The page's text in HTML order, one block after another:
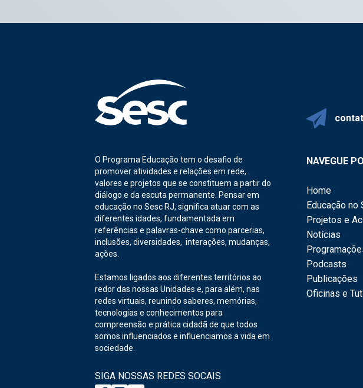
O Programa Educação tem o desafio de
promover atividades e relações em rede,
valores e projetos que se constituem a partir do
diálogo e da escuta permanente. Pensar em
educação no Sesc RJ, significa atuar com as
diferentes idades, fundamentada em
referências e palavras-chave como parcerias,
inclusões, diversidades, interações, mudanças,
ações.
Estamos ligados aos diferentes territórios ao
redor das nossas Unidades e, para além, nas
redes virtuais, reunindo saberes, memórias,
tecnologias e conhecimentos para
compreensão e prática cidadã de que todos
somos influenciados e influenciamos a vida em
sociedade.
SIGA NOSSAS REDES SOCAIS
NAVEGUE
Home
Educação no
Projetos e
Notícias
Podcasts
Publicações
Oficinas e